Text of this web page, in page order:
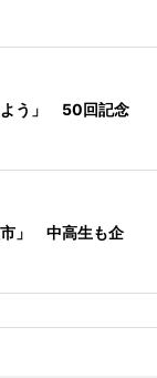
よう」 50回記念
市」 中高生も企